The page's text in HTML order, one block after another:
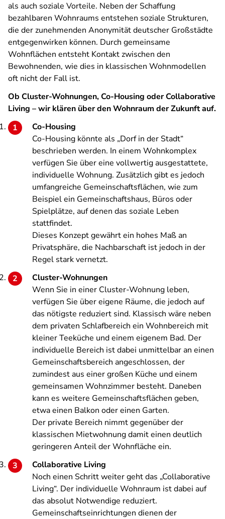
als auch soziale Vorteile. Neben der Schaffung
bezahlbaren Wohnraums entstehen soziale Strukturen,
die der zunehmenden Anonymität deutscher Großstädte
entgegenwirken können. Durch gemeinsame
Wohnflächen entsteht Kontakt zwischen den
Bewohnenden, wie dies in klassischen Wohnmodellen
oft nicht der Fall ist.
Ob Cluster-Wohnungen, Co-Housing oder Collaborative
Living – wir klären über den Wohnraum der Zukunft auf.
Co-Housing
Co-Housing könnte als „Dorf in der Stadt“
beschrieben werden. In einem Wohnkomplex
verfügen Sie über eine vollwertig ausgestattete,
individuelle Wohnung. Zusätzlich gibt es jedoch
umfangreiche Gemeinschaftsflächen, wie zum
Beispiel ein Gemeinschaftshaus, Büros oder
Spielplätze, auf denen das soziale Leben
stattfindet.
Dieses Konzept gewährt ein hohes Maß an
Privatsphäre, die Nachbarschaft ist jedoch in der
Regel stark vernetzt.
Cluster-Wohnungen
Wenn Sie in einer Cluster-Wohnung leben,
verfügen Sie über eigene Räume, die jedoch auf
das nötigste reduziert sind. Klassisch wäre neben
dem privaten Schlafbereich ein Wohnbereich mit
kleiner Teeküche und einem eigenem Bad. Der
individuelle Bereich ist dabei unmittelbar an einen
Gemeinschaftsbereich angeschlossen, der
zumindest aus einer großen Küche und einem
gemeinsamen Wohnzimmer besteht. Daneben
kann es weitere Gemeinschaftsflächen geben,
etwa einen Balkon oder einen Garten.
Der private Bereich nimmt gegenüber der
klassischen Mietwohnung damit einen deutlich
geringeren Anteil der Wohnfläche ein.
Collaborative Living
Noch einen Schritt weiter geht das „Collaborative
Living“. Der individuelle Wohnraum ist dabei auf
das absolut Notwendige reduziert.
Gemeinschaftseinrichtungen dienen der